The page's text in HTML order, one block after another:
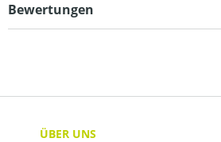
Bewertungen
ÜBER UNS